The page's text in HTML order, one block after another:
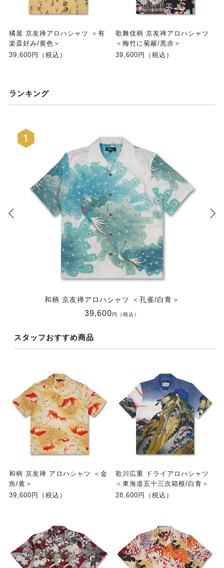
橘屋 京友禅アロハシャツ ＜有
楽斎好み/黄色＞
39,600円（税込）
歌舞伎柄 京友禅アロハシャツ
＜梅竹に菊籬/黒赤＞
39,600円（税込）
ランキング
和柄 京友禅アロハシャツ ＜孔雀/白青＞
39,600円（税込）
スタッフおすすめ商品
和柄 京友禅 アロハシャツ ＜金
魚/黄＞
39,600円（税込）
歌川広重 ドライアロハシャツ
＜東海道五十三次箱根/白青＞
28,600円（税込）